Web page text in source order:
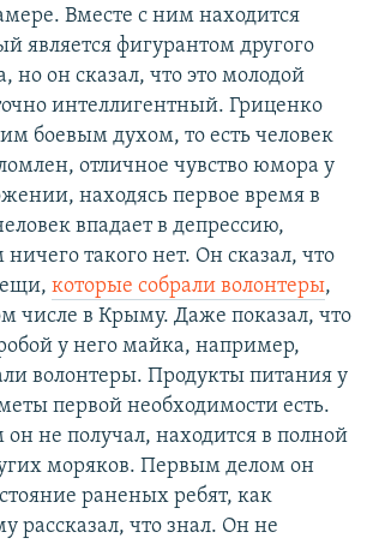
Вместе с ним находится
является фигурантом другого
но он сказал, что это молодой
интеллигентный. Гриценко
боевым духом, то есть человек
отличное чувство юмора у
находясь первое время в
впадает в депрессию,
такого нет. Он сказал, что
которые собрали волонтеры,
числе в Крыму. Даже показал, что
у него майка, например,
волонтеры. Продукты питания у
первой необходимости есть.
не получал, находится в полной
моряков. Первым делом он
раненых ребят, как
рассказал, что знал. Он не